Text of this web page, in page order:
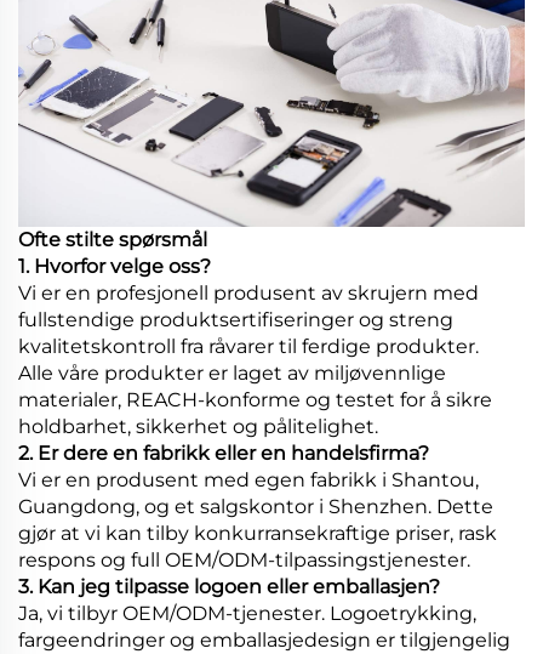
Ofte stilte spørsmål
1. Hvorfor velge oss?
Vi er en profesjonell produsent av skrujern med
fullstendige produktsertifiseringer og streng
kvalitetskontroll fra råvarer til ferdige produkter.
Alle våre produkter er laget av miljøvennlige
materialer, REACH-konforme og testet for å sikre
holdbarhet, sikkerhet og pålitelighet.
2. Er dere en fabrikk eller en handelsfirma?
Vi er en produsent med egen fabrikk i Shantou,
Guangdong, og et salgskontor i Shenzhen. Dette
gjør at vi kan tilby konkurransekraftige priser, rask
respons og full OEM/ODM-tilpassingstjenester.
3. Kan jeg tilpasse logoen eller emballasjen?
Ja, vi tilbyr OEM/ODM-tjenester. Logoetrykking,
fargeendringer og emballasjedesign er tilgjengelig